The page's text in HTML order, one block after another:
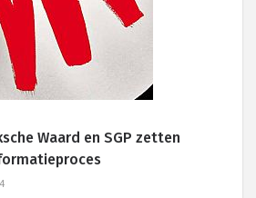
Waard en SGP zetten